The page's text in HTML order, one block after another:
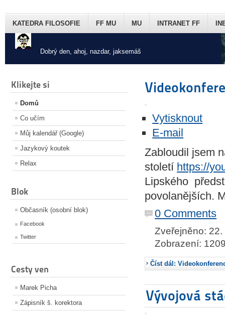
Dobrý den, ahoj, nazdar, jaksemáš
KATEDRA FILOSOFIE FF MU MU INTRANET FF
Klikejte si
Domů
Co učím
Můj kalendář (Google)
Jazykový koutek
Relax
Blok
Občasník (osobní blok)
Facebook
Twitter
Cesty ven
Marek Picha
Zápisník š. korektora
Vytisknout
E-mail
Zabloudil jsem
století https://
Lipského
povolanějších.
0 Comments
Zveřejněno:
Zobrazení:
Číst dál:
Vývojová